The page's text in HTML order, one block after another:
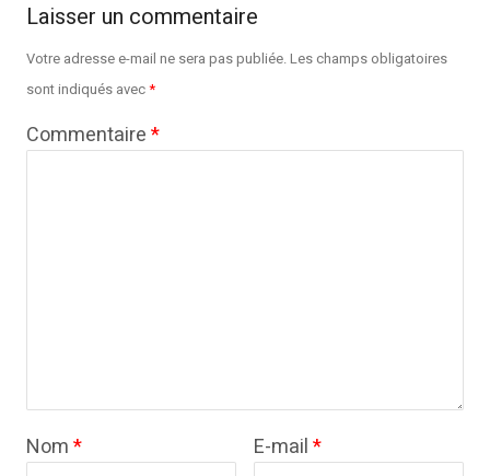
Laisser un commentaire
Votre adresse e-mail ne sera pas publiée.Les champs obligatoires
sont indiqués avec*
Commentaire*
Nom* E-mail*